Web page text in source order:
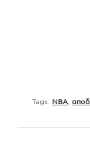
Tags: NBA